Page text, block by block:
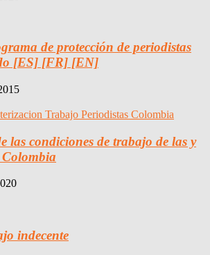
de protección de periodistas
[ES] [FR] [EN]
las condiciones de trabajo de las y
Colombia
indecente